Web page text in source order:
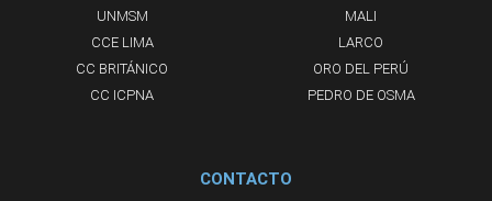
UNMSM
CCE LIMA
CC BRITÁNICO
CC ICPNA
MALI
LARCO
ORO DEL PERÚ
PEDRO DE OSMA
CONTACTO